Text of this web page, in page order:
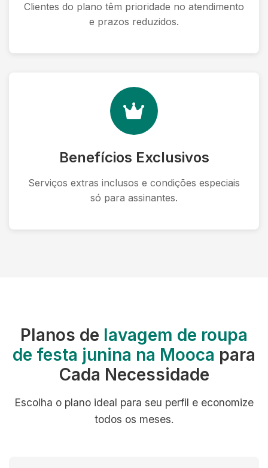
Clientes do plano têm prioridade no atendimento
e prazos reduzidos.
Benefícios Exclusivos
Serviços extras inclusos e condições especiais
só para assinantes.
Planos de lavagem de roupa
de festa junina na Mooca para
Cada Necessidade
Escolha o plano ideal para seu perfil e economize
todos os meses.